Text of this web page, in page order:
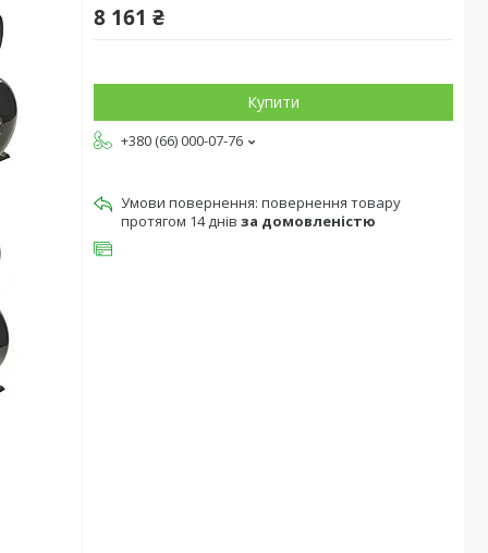
8 161 ₴
Купити
+380 (66) 000-07-76
повернення товару
протягом 14 днів за домовленістю